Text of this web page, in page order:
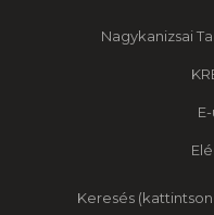
Nagykanizsai
Keresés